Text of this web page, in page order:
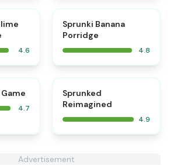
4.6
Sprunki Banana
Porridge
4.8
⭐
4.7
Sprunked
Reimagined
4.9
Advertisement